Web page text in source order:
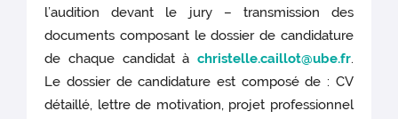
l’audition devant le jury – transmission des
documents composant le dossier de candidature
de chaque candidat à christelle.caillot@ube.fr.
Le dossier de candidature est composé de : CV
détaillé, lettre de motivation, projet professionnel